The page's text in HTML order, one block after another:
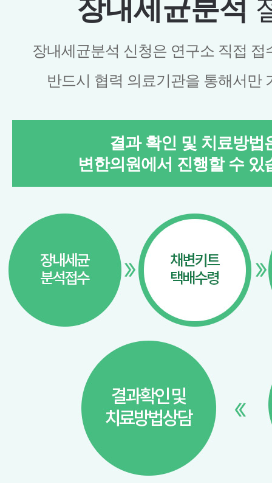
장내세균분석
장내세균분석 신청은 연구소 직접 접
반드시 협력 의료기관을 통해서만
결과 확인 및 치료방법
변한의원에서 진행할 수 있